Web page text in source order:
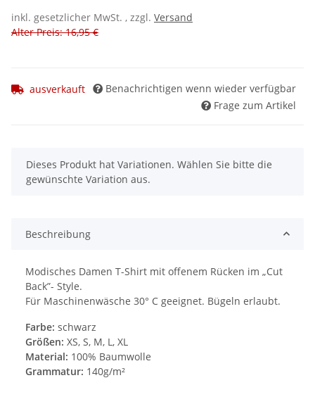
inkl. gesetzlicher MwSt. , zzgl. Versand
Alter Preis: 16,95 €
ausverkauft
Benachrichtigen wenn wieder verfügbar
Frage zum Artikel
x
Dieses Produkt hat Variationen. Wählen Sie bitte die
gewünschte Variation aus.
Beschreibung
Modisches Damen T-Shirt mit offenem Rücken im „Cut
Back”- Style.
Für Maschinenwäsche 30° C geeignet. Bügeln erlaubt.
Farbe: schwarz
Größen: XS, S, M, L, XL
Material: 100% Baumwolle
Grammatur: 140g/m²